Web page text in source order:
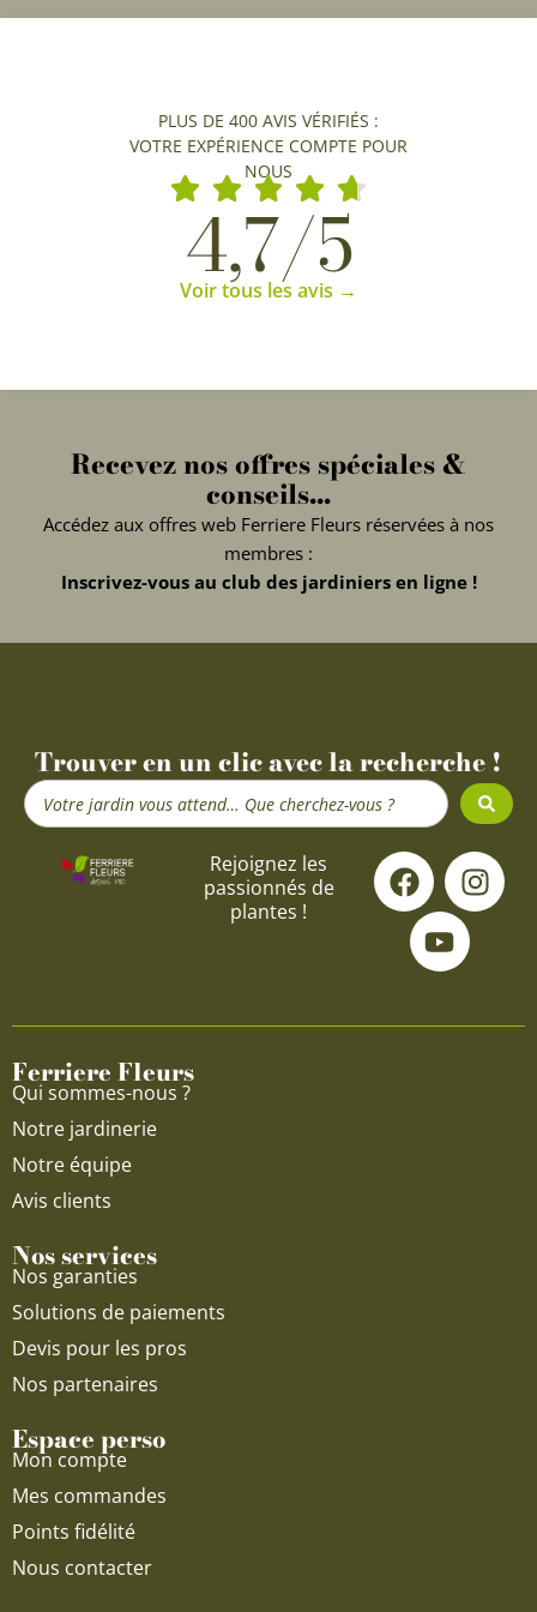
PLUS DE 400 AVIS VÉRIFIÉS :
VOTRE EXPÉRIENCE COMPTE POUR
NOUS
4,7/5
Voir tous les avis →
Recevez nos offres spéciales &
conseils...
Accédez aux offres web Ferriere Fleurs réservées à nos
membres :
Inscrivez-vous au club des jardiniers en ligne !
Trouver en un clic avec la recherche !
Search
...
Rejoignez les
passionnés de
plantes !
F
a
c
e
o
I
n
s
g
Y
o
u
t
u
b
Ferriere Fleurs
Qui sommes-nous ?
Notre jardinerie
Notre équipe
Avis clients
Nos services
Nos garanties
Solutions de paiements
Devis pour les pros
Nos partenaires
Espace perso
Mon compte
Mes commandes
Points fidélité
Nous contacter